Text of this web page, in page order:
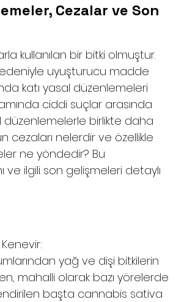
Cezalar ve Son
kullanılan bir bitki olmuştur.
uyuşturucu madde
katı yasal düzenlemeleri
ciddi suçlar arasında
düzenlemelerle birlikte daha
cezaları nelerdir ve özellikle
ne yöndedir? Bu
ve ilgili son gelişmeleri detaylı
Kenevir:
yağ ve dişi bitkilerin
mahalli olarak bazı yörelerde
başta cannabis sativa